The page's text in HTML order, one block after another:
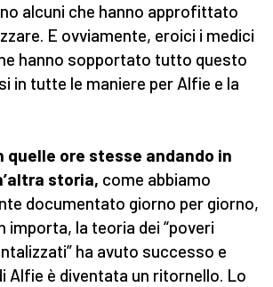
alcuni che hanno approfittato
E ovviamente, eroici i medici
hanno sopportato tutto questo
in tutte le maniere per Alfie e la
quelle ore stesse andando in
storia, come abbiamo
documentato giorno per giorno,
importa, la teoria dei “poveri
ha avuto successo e
Alfie è diventata un ritornello. Lo